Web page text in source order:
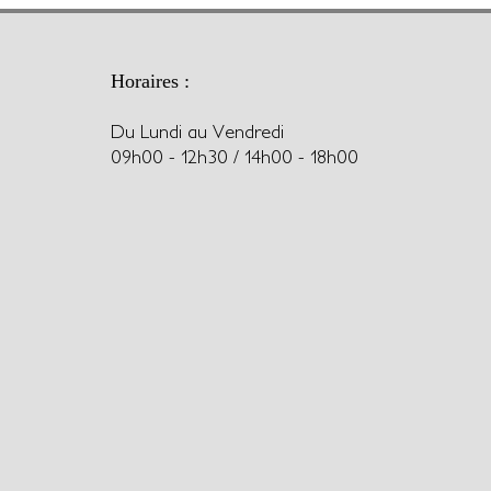
Horaires :
Du Lundi au Vendredi
09h00 - 12h30 / 14h00 - 18h00